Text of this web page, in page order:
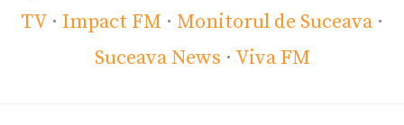
TV · Impact FM · Monitorul de Suceava ·
Suceava News · Viva FM